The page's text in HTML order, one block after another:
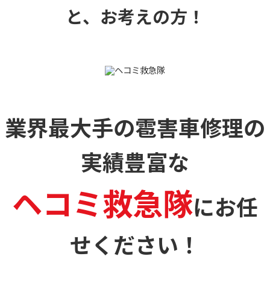
と、お考えの方！
業界最大手の雹害車修理の
実績豊富な
ヘコミ救急隊にお任
せください！